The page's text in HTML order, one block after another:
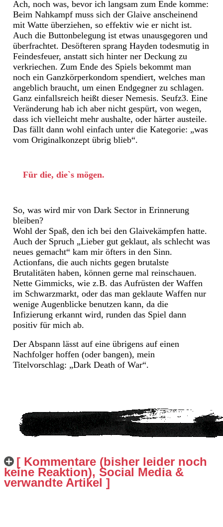
Ach, noch was, bevor ich langsam zum Ende komme:
Beim Nahkampf muss sich der Glaive anscheinend
mit Watte überziehen, so effektiv wie er nicht ist.
Auch die Buttonbelegung ist etwas unausgegoren und
überfrachtet. Desöfteren sprang Hayden todesmutig in
Feindesfeuer, anstatt sich hinter ner Deckung zu
verkriechen. Zum Ende des Spiels bekommt man
noch ein Ganzkörperkondom spendiert, welches man
angeblich braucht, um einen Endgegner zu schlagen.
Ganz einfallsreich heißt dieser Nemesis. Seufz3. Eine
Veränderung hab ich aber nicht gespürt, von wegen,
dass ich vielleicht mehr aushalte, oder härter austeile.
Das fällt dann wohl einfach unter die Kategorie: „was
vom Originalkonzept übrig blieb“.
Für die, die`s mögen.
So, was wird mir von Dark Sector in Erinnerung
bleiben?
Wohl der Spaß, den ich bei den Glaivekämpfen hatte.
Auch der Spruch „Lieber gut geklaut, als schlecht was
neues gemacht“ kam mir öfters in den Sinn.
Actionfans, die auch nichts gegen brutalste
Brutalitäten haben, können gerne mal reinschauen.
Nette Gimmicks, wie z.B. das Aufrüsten der Waffen
im Schwarzmarkt, oder das man geklaute Waffen nur
wenige Augenblicke benutzen kann, da die
Infizierung erkannt wird, runden das Spiel dann
positiv für mich ab.
Der Abspann lässt auf eine übrigens auf einen
Nachfolger hoffen (oder bangen), mein
Titelvorschlag: „Dark Death of War“.
[ Kommentare (bisher leider noch
keine Reaktion), Social Media &
verwandte Artikel ]